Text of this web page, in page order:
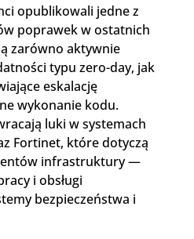
opublikowali jedne z
poprawek w ostatnich
zarówno aktywnie
typu zero-day, jak
eskalację
wykonanie kodu.
luki w systemach
Fortinet, które dotyczą
infrastruktury —
i obsługi
bezpieczeństwa i